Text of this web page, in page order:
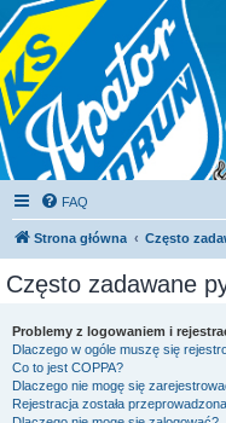
FAQ
Strona główna Często
Często zadawane
Problemy z logowaniem i
Dlaczego w ogóle muszę się
Co to jest COPPA?
Dlaczego nie mogę się
Rejestracja została